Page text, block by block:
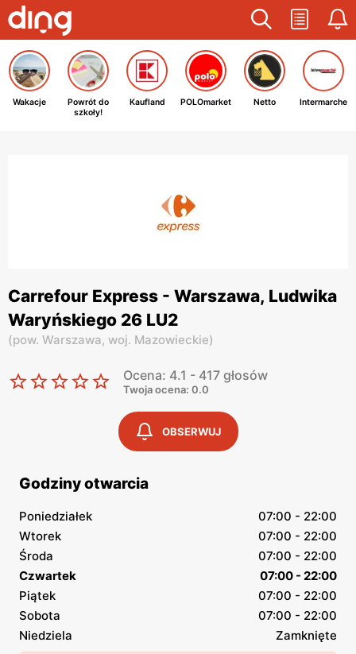
Wakacje
Powrót do
szkoły!
Kaufland POLOmarket Netto Intermarche
Carrefour Express - Warszawa, Ludwika
Waryńskiego 26 LU2
(pow. Warszawa, woj. Mazowieckie)
Ocena: 4.1 - 417 głosów
Twoja ocena: 0.0
OBSERWUJ
Godziny otwarcia
Poniedziałek
07:00 - 22:00
Wtorek
07:00 - 22:00
Środa
07:00 - 22:00
Czwartek
07:00 - 22:00
Piątek
07:00 - 22:00
Sobota
07:00 - 22:00
Niedziela
Zamknięte